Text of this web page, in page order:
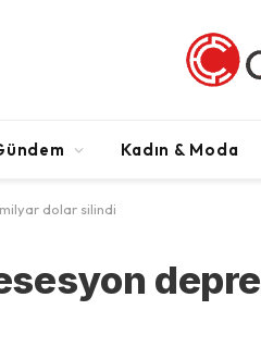
Kadın & Moda
dolar silindi